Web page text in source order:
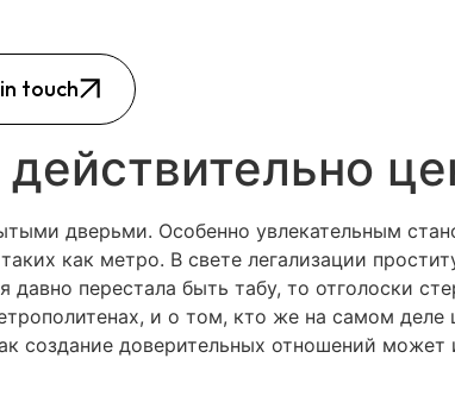
touch
дверьми. Особенно увлекательным
как метро. В свете легализации
перестала быть табу, то отголоски
и о том, кто же на самом деле
создание доверительных отношений